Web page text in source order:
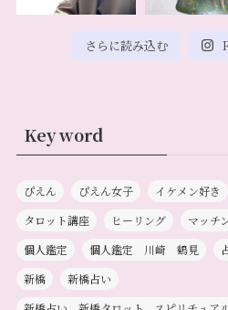
さらに読み込む
Key word
ぴえん ぴえん女子 イケメン好き
タロット講座
ヒーリング マッチ
個人鑑定
個人鑑定 川崎 鶴見
新橋
新橋占い